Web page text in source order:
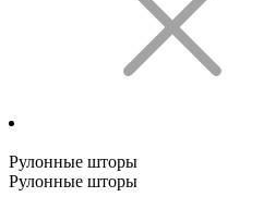
Рулонные шторы
Рулонные шторы